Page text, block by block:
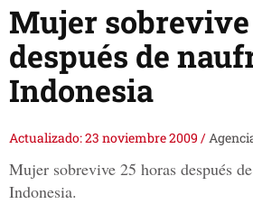
Mujer sobrevive
después de
Indonesia
Actualizado: 23 noviembre 2009 /
Mujer sobrevive 25 horas después
Indonesia.